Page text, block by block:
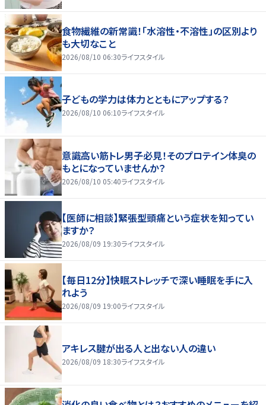
食物繊維の新常識！「水溶性・不溶性」の区別より
も大切なこと
2026/08/10 06:30ライフスタイル
子どもの学力は体力とともにアップする？
2026/08/10 06:10ライフスタイル
意識高い筋トレ男子必見！そのプロテイン体臭の
もとになっていませんか？
2026/08/10 05:40ライフスタイル
【医師に相談】緊張型頭痛という症状を知ってい
ますか？
2026/08/09 19:30ライフスタイル
【毎日12分】快眠ストレッチで深い睡眠を手に入
れよう
2026/08/09 19:00ライフスタイル
アキレス腱が出る人と出ない人の違い
2026/08/09 18:30ライフスタイル